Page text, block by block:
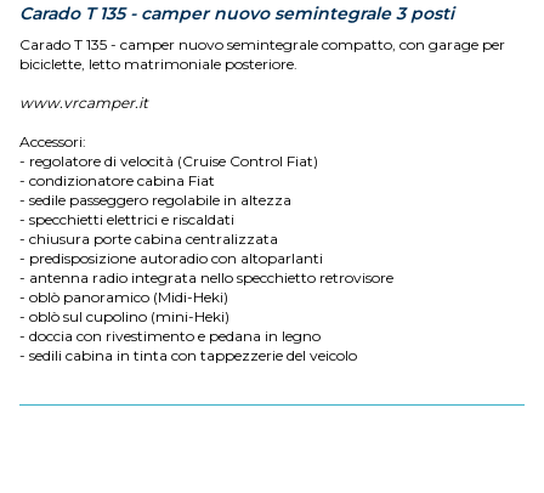
Carado T 135 - camper nuovo semintegrale 3 posti
Carado T 135 - camper nuovo semintegrale compatto, con garage per
biciclette, letto matrimoniale posteriore.
www.vrcamper.it
Accessori:
- regolatore di velocità (Cruise Control Fiat)
- condizionatore cabina Fiat
- sedile passeggero regolabile in altezza
- specchietti elettrici e riscaldati
- chiusura porte cabina centralizzata
- predisposizione autoradio con altoparlanti
- antenna radio integrata nello specchietto retrovisore
- oblò panoramico (Midi-Heki)
- oblò sul cupolino (mini-Heki)
- doccia con rivestimento e pedana in legno
- sedili cabina in tinta con tappezzerie del veicolo